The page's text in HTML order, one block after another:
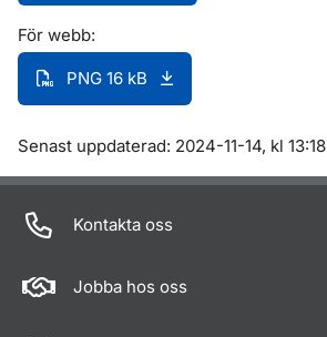
För webb:
PNG 16 kB
Om sidan
Senast uppdaterad: 2024-11-14, kl 13:18
Kontakta oss
Jobba hos oss